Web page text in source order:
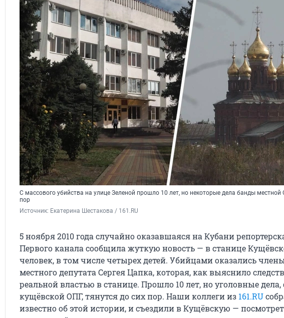
С массового убийства на улице Зеленой прошло 10 лет, но некоторые дела банды местной
пор
Источник: Екатерина Шестакова / 161.RU
5 ноября 2010 года случайно оказавшаяся на Кубани
Первого канала сообщила жуткую новость — в станице
человек, в том числе четырех детей. Убийцами оказались
местного депутата Сергея Цапка, которая, как выяснило
реальной властью в станице. Прошло 10 лет, но уголовные
кущёвской ОПГ, тянутся до сих пор. Наши коллеги из 161.RU
известно об этой истории, и съездили в Кущёвскую —